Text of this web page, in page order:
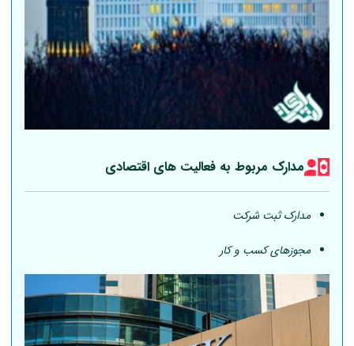
مدارک مربوط به فعالیت های اقتصادی
مدارک ثبت شرکت
مجوزهای کسب و کار